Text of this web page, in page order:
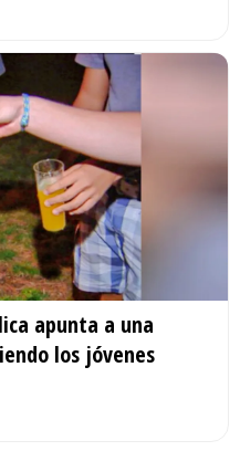
apunta a una
los jóvenes